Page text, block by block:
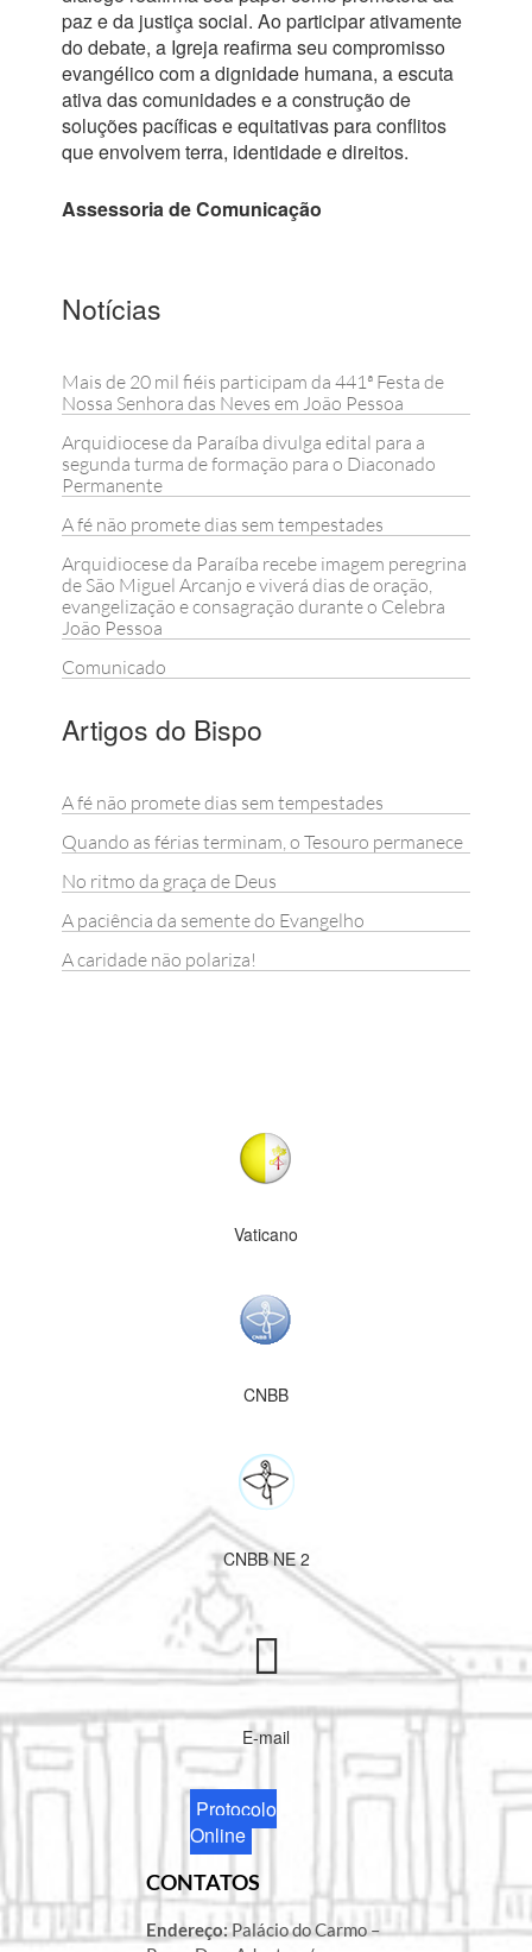
paz e da justiça social. Ao participar ativamente
do debate, a Igreja reafirma seu compromisso
evangélico com a dignidade humana, a escuta
ativa das comunidades e a construção de
soluções pacíficas e equitativas para conflitos
que envolvem terra, identidade e direitos.
Assessoria de Comunicação
Notícias
Mais de 20 mil fiéis participam da 441ª Festa de
Nossa Senhora das Neves em João Pessoa
Arquidiocese da Paraíba divulga edital para a
segunda turma de formação para o Diaconado
Permanente
A fé não promete dias sem tempestades
Arquidiocese da Paraíba recebe imagem peregrina
de São Miguel Arcanjo e viverá dias de oração,
evangelização e consagração durante o Celebra
João Pessoa
Comunicado
Artigos do Bispo
A fé não promete dias sem tempestades
Quando as férias terminam, o Tesouro permanece
No ritmo da graça de Deus
A paciência da semente do Evangelho
A caridade não polariza!
Vaticano
CNBB
CNBB NE 2
E-mail
Protocolo
Online
CONTATOS
Endereço:Palácio do Carmo –